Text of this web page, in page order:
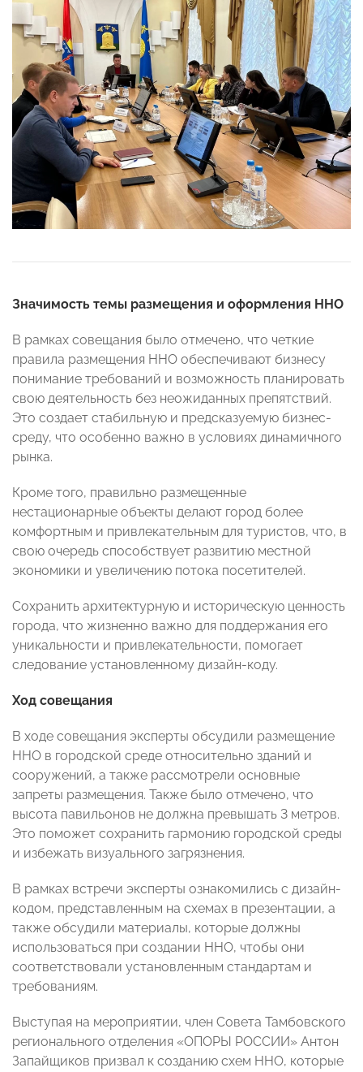
Значимость темы размещения и оформления ННО
В рамках совещания было отмечено, что четкие
правила размещения ННО обеспечивают бизнесу
понимание требований и возможность планировать
свою деятельность без неожиданных препятствий.
Это создает стабильную и предсказуемую бизнес-
среду, что особенно важно в условиях динамичного
рынка.
Кроме того, правильно размещенные
нестационарные объекты делают город более
комфортным и привлекательным для туристов, что, в
свою очередь способствует развитию местной
экономики и увеличению потока посетителей.
Сохранить архитектурную и историческую ценность
города, что жизненно важно для поддержания его
уникальности и привлекательности, помогает
следование установленному дизайн-коду.
Ход совещания
В ходе совещания эксперты обсудили размещение
ННО в городской среде относительно зданий и
сооружений, а также рассмотрели основные
запреты размещения. Также было отмечено, что
высота павильонов не должна превышать 3 метров.
Это поможет сохранить гармонию городской среды
и избежать визуального загрязнения.
В рамках встречи эксперты ознакомились с дизайн-
кодом, представленным на схемах в презентации, а
также обсудили материалы, которые должны
использоваться при создании ННО, чтобы они
соответствовали установленным стандартам и
требованиям.
Выступая на мероприятии, член Совета Тамбовского
регионального отделения «ОПОРЫ РОССИИ» Антон
Запайщиков призвал к созданию схем ННО, которые